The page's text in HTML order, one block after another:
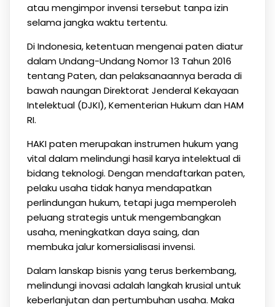
atau mengimpor invensi tersebut tanpa izin
selama jangka waktu tertentu.
Di Indonesia, ketentuan mengenai paten diatur
dalam Undang-Undang Nomor 13 Tahun 2016
tentang Paten, dan pelaksanaannya berada di
bawah naungan Direktorat Jenderal Kekayaan
Intelektual (DJKI), Kementerian Hukum dan HAM
RI.
HAKI paten merupakan instrumen hukum yang
vital dalam melindungi hasil karya intelektual di
bidang teknologi. Dengan mendaftarkan paten,
pelaku usaha tidak hanya mendapatkan
perlindungan hukum, tetapi juga memperoleh
peluang strategis untuk mengembangkan
usaha, meningkatkan daya saing, dan
membuka jalur komersialisasi invensi.
Dalam lanskap bisnis yang terus berkembang,
melindungi inovasi adalah langkah krusial untuk
keberlanjutan dan pertumbuhan usaha. Maka